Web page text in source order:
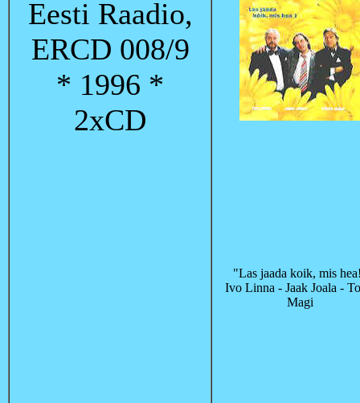
Eesti Raadio,
ERCD 008/9
* 1996 *
2xCD
"Las jaada koik, mis
Ivo Linna - Jaak Joala -
Magi